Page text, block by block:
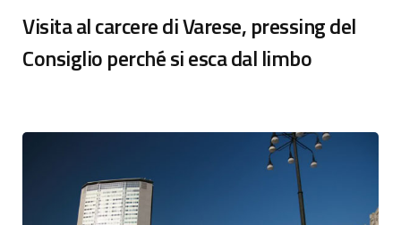
Visita al carcere di Varese, pressing del
Consiglio perché si esca dal limbo